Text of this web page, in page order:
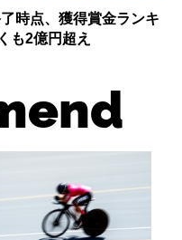
時点、獲得賞金ランキ
も2億円超え